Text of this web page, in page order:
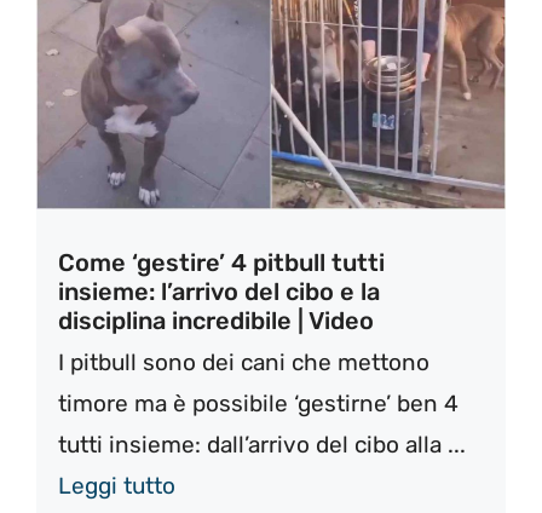
Come ‘gestire’ 4 pitbull tutti
insieme: l’arrivo del cibo e la
disciplina incredibile | Video
I pitbull sono dei cani che mettono
timore ma è possibile ‘gestirne’ ben 4
tutti insieme: dall’arrivo del cibo alla ...
Leggi tutto